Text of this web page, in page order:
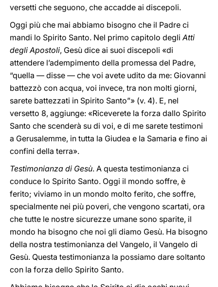
versetti che seguono, che accadde ai discepoli.
Oggi più che mai abbiamo bisogno che il Padre ci
mandi lo Spirito Santo. Nel primo capitolo degliAtti
degli Apostoli, Gesù dice ai suoi discepoli «di
attendere l’adempimento della promessa del Padre,
“quella — disse — che voi avete udito da me: Giovanni
battezzò con acqua, voi invece, tra non molti giorni,
sarete battezzati in Spirito Santo”» (v. 4). E, nel
versetto 8, aggiunge: «Riceverete la forza dallo Spirito
Santo che scenderà su di voi, e di me sarete testimoni
a Gerusalemme, in tutta la Giudea e la Samaria e fino ai
confini della terra».
Testimonianza di Gesù. A questa testimonianza ci
conduce lo Spirito Santo. Oggi il mondo soffre, è
ferito; viviamo in un mondo molto ferito, che soffre,
specialmente nei più poveri, che vengono scartati, ora
che tutte le nostre sicurezze umane sono sparite, il
mondo ha bisogno che noi gli diamo Gesù. Ha bisogno
della nostra testimonianza del Vangelo, il Vangelo di
Gesù. Questa testimonianza la possiamo dare soltanto
con la forza dello Spirito Santo.